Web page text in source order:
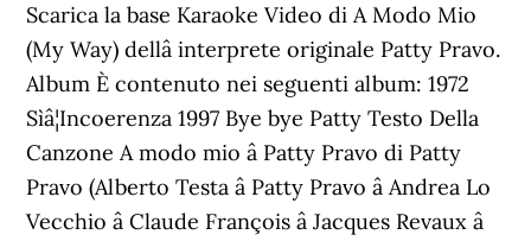
Scarica la base Karaoke Video di A Modo Mio
(My Way) dellâ interprete originale Patty Pravo.
Album È contenuto nei seguenti album: 1972
Sìâ¦Incoerenza 1997 Bye bye Patty Testo Della
Canzone A modo mio â Patty Pravo di Patty
Pravo (Alberto Testa â Patty Pravo â Andrea Lo
Vecchio â Claude François â Jacques Revaux â